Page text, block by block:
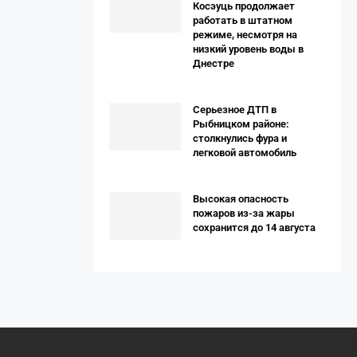
Косэуць продолжает
работать в штатном
режиме, несмотря на
низкий уровень воды в
Днестре
Серьезное ДТП в
Рыбницком районе:
столкнулись фура и
легковой автомобиль
Высокая опасность
пожаров из-за жары
сохранится до 14 августа